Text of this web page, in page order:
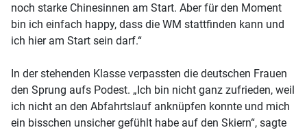
noch starke Chinesinnen am Start. Aber für den Moment
bin ich einfach happy, dass die WM stattfinden kann und
ich hier am Start sein darf.“
In der stehenden Klasse verpassten die deutschen Frauen
den Sprung aufs Podest. „Ich bin nicht ganz zufrieden, weil
ich nicht an den Abfahrtslauf anknüpfen konnte und mich
ein bisschen unsicher gefühlt habe auf den Skiern“, sagte